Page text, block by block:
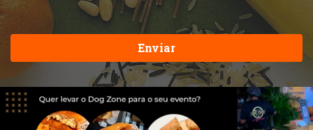
Enviar